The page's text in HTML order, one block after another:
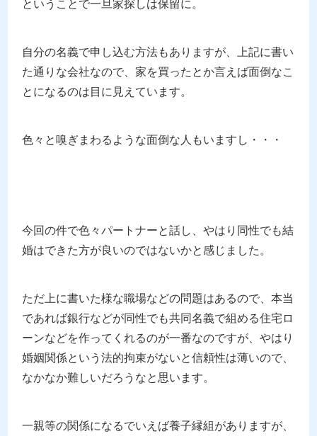
自分の名義で申し込む方法もありますが、上記に書い
た通りな会社なので、家を買ったとか言えば面倒なこ
とになるのは目に見えています。
色々と嗅ぎまわるような面倒な人もいますし・・・
今回の件で色々パートナーと話し、やはり同性でも結
婚はできた方が良いのではないかと感じました。
ただ上に書いた様な職場などの問題はあるので、本当
であれば銀行などが同性でも共同名義で組める住宅ロ
ーンなどを作ってくれるのが一番なのですが、やはり
婚姻関係という法的拘束がないと信頼性は薄いので、
なかなか難しいだろうなと思います。
一親等の関係になるでいえば養子縁組がありますが、